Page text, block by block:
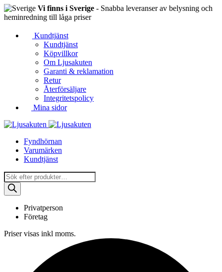
Vi finns i Sverige - Snabba leveranser av belysning och
heminredning till låga priser
Kundtjänst
Kundtjänst
Köpvillkor
Om Ljusakuten
Garanti & reklamation
Retur
Återförsäljare
Integritetspolicy
Mina sidor
Fyndhörnan
Varumärken
Kundtjänst
Produktsökning
Privatperson
Företag
Priser visas inkl moms.